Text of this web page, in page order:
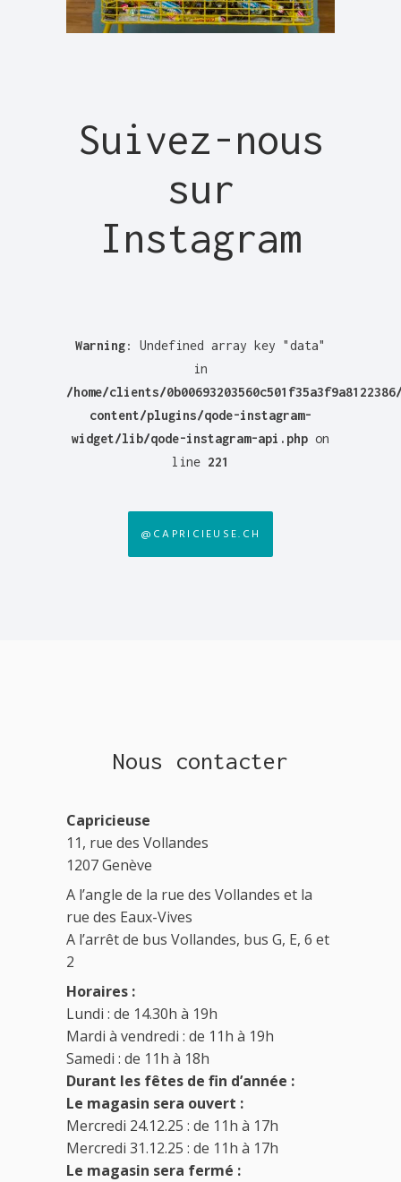
Suivez-nous
sur
Instagram
Warning: Undefined array key "data"
in
/home/clients/
content/plugins/qode-instagram-
widget/lib/qode-instagram-api.php on
line 221
@CAPRICIEUSE.CH
Nous contacter
Capricieuse
11, rue des Vollandes
1207 Genève
A l’angle de la rue des Vollandes et la
rue des Eaux-Vives
A l’arrêt de bus Vollandes, bus G, E, 6 et
2
Horaires :
Lundi : de 14.30h à 19h
Mardi à vendredi : de 11h à 19h
Samedi : de 11h à 18h
Durant les fêtes de fin d’année :
Le magasin sera ouvert :
Mercredi 24.12.25 : de 11h à 17h
Mercredi 31.12.25 : de 11h à 17h
Le magasin sera fermé :